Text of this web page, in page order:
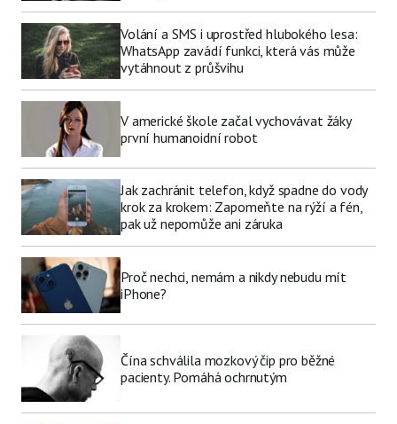
Volání a SMS i uprostřed hlubokého lesa:
WhatsApp zavádí funkci, která vás může
vytáhnout z průšvihu
V americké škole začal vychovávat žáky
první humanoidní robot
Jak zachránit telefon, když spadne do vody
krok za krokem: Zapomeňte na rýží a fén,
pak už nepomůže ani záruka
Proč nechci, nemám a nikdy nebudu mít
iPhone?
Čína schválila mozkový čip pro běžné
pacienty. Pomáhá ochrnutým